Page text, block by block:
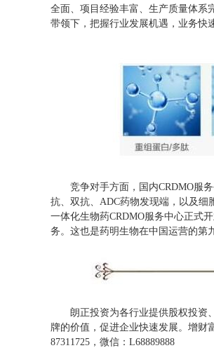
全面、项目经验丰富、生产质量体系
带领下，把握行业发展机遇，业务快
竞争对手方面，国内CRDMO服
抗、双抗、ADC药物发现端，以及细
一体化生物药CRDMO服务中心正式
务。这也是药明生物在中国运营的第
朗正投资为各行业提供股权投资
牌的价值，促进企业快速发展。增
87311725，微信：L68889888